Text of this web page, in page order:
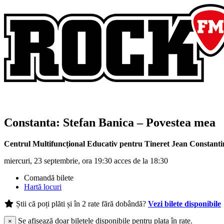
Constanta: Stefan Banica – Povestea mea
Centrul Multifuncțional Educativ pentru Tineret Jean
miercuri, 23 septembrie, ora 19:30 acces de la 18:30
Comandă bilete
Hartă locuri
Știi că poți plăti și în 2 rate fără dobândă? Vezi bilete disponibile
×
Se afișează doar biletele disponibile pentru plata în rate.